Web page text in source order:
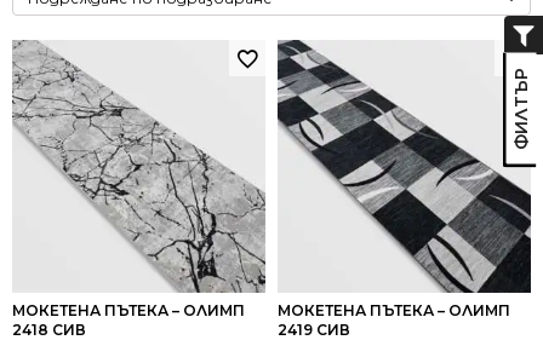
МОКЕТЕНА ПЪТЕКА – ОЛИМП
2418 СИВ
МОКЕТЕНА ПЪТЕКА – ОЛИМП
2419 СИВ